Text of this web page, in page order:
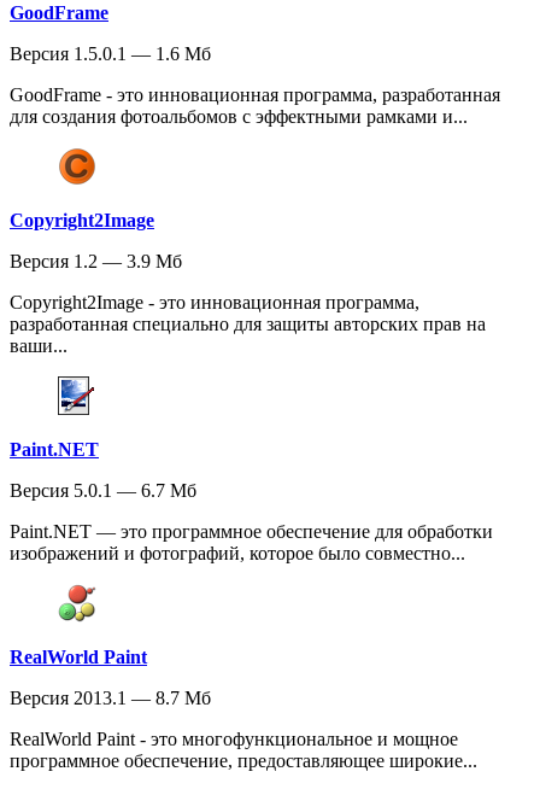
GoodFrame
Версия 1.5.0.1 — 1.6 Мб
GoodFrame - это инновационная программа, разработанная
для создания фотоальбомов с эффектными рамками и...
Copyright2Image
Версия 1.2 — 3.9 Мб
Copyright2Image - это инновационная программа,
разработанная специально для защиты авторских прав на
ваши...
Paint.NET
Версия 5.0.1 — 6.7 Мб
Paint.NET — это программное обеспечение для обработки
изображений и фотографий, которое было совместно...
RealWorld Paint
Версия 2013.1 — 8.7 Мб
RealWorld Paint - это многофункциональное и мощное
программное обеспечение, предоставляющее широкие...